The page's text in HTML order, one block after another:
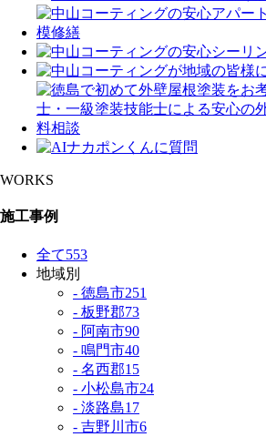
WORKS
施工事例
全て553
地域別
- 徳島市251
- 板野郡73
- 阿南市90
- 鳴門市40
- 名西郡15
- 小松島市24
- 淡路島17
- 吉野川市6